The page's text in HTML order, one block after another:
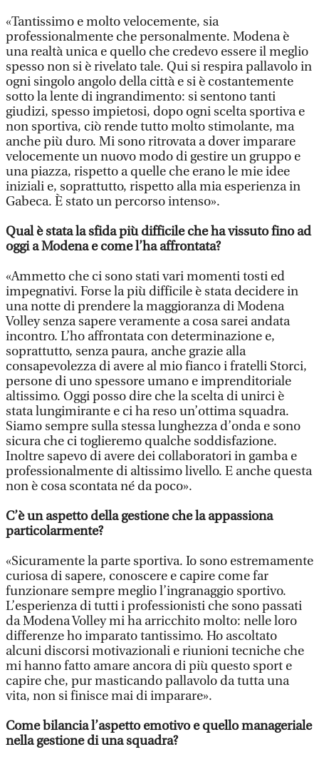
«Tantissimo e molto velocemente, sia
professionalmente che personalmente. Modena è
una realtà unica e quello che credevo essere il meglio
spesso non si è rivelato tale. Qui si respira pallavolo in
ogni singolo angolo della città e si è costantemente
sotto la lente di ingrandimento: si sentono tanti
giudizi, spesso impietosi, dopo ogni scelta sportiva e
non sportiva, ciò rende tutto molto stimolante, ma
anche più duro. Mi sono ritrovata a dover imparare
velocemente un nuovo modo di gestire un gruppo e
una piazza, rispetto a quelle che erano le mie idee
iniziali e, soprattutto, rispetto alla mia esperienza in
Gabeca. È stato un percorso intenso».
Qual è stata la sfida più difficile che ha vissuto fino ad
oggi a Modena e come l’ha affrontata?
«Ammetto che ci sono stati vari momenti tosti ed
impegnativi. Forse la più difficile è stata decidere in
una notte di prendere la maggioranza di Modena
Volley senza sapere veramente a cosa sarei andata
incontro. L’ho affrontata con determinazione e,
soprattutto, senza paura, anche grazie alla
consapevolezza di avere al mio fianco i fratelli Storci,
persone di uno spessore umano e imprenditoriale
altissimo. Oggi posso dire che la scelta di unirci è
stata lungimirante e ci ha reso un’ottima squadra.
Siamo sempre sulla stessa lunghezza d’onda e sono
sicura che ci toglieremo qualche soddisfazione.
Inoltre sapevo di avere dei collaboratori in gamba e
professionalmente di altissimo livello. E anche questa
non è cosa scontata né da poco».
C’è un aspetto della gestione che la appassiona
particolarmente?
«Sicuramente la parte sportiva. Io sono estremamente
curiosa di sapere, conoscere e capire come far
funzionare sempre meglio l’ingranaggio sportivo.
L’esperienza di tutti i professionisti che sono passati
da Modena Volley mi ha arricchito molto: nelle loro
differenze ho imparato tantissimo. Ho ascoltato
alcuni discorsi motivazionali e riunioni tecniche che
mi hanno fatto amare ancora di più questo sport e
capire che, pur masticando pallavolo da tutta una
vita, non si finisce mai di imparare».
Come bilancia l’aspetto emotivo e quello manageriale
nella gestione di una squadra?